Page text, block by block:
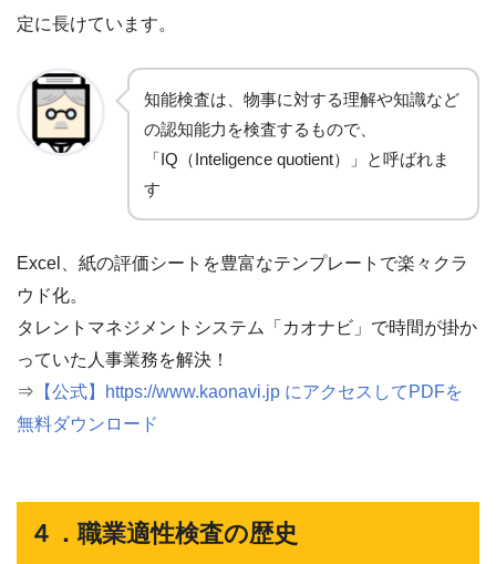
定に長けています。
知能検査は、物事に対する理解や知識など
の認知能力を検査するもので、
「IQ（Inteligence quotient）」と呼ばれま
す
Excel、紙の評価シートを豊富なテンプレートで楽々クラ
ウド化。
タレントマネジメントシステム「カオナビ」で時間が掛か
っていた人事業務を解決！
⇒ 【公式】https://www.kaonavi.jp にアクセスしてPDFを
無料ダウンロード
４．職業適性検査の歴史